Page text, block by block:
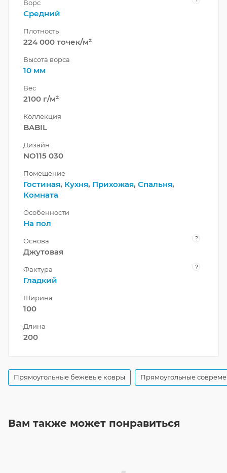
Ворс
Средний
Плотность
224 000 точек/м²
Высота ворса
10 мм
Вес
2100 г/м²
Коллекция
BABIL
Дизайн
NO115 030
Помещение
Гостиная, Кухня, Прихожая, Спальня,
Комната
Особенности
На пол
Основа ?
Джутовая
Фактура ?
Гладкий
Ширина
100
Длина
200
Прямоугольные бежевые ковры Прямоугольные
Вам также может понравиться